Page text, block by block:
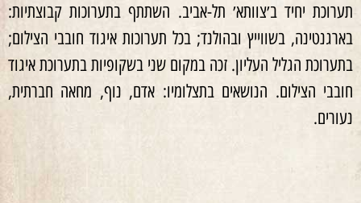
תערוכת יחיד ב׳צוותא׳ תל-אביב. השתתף בתערוכות קבוצתיות:
בארגנטינה, בשווייץ ובהולנד; בכל תערוכות איגוד חובבי הצילום;
בתערוכת הגליל העליון. זכה במקום שני בשקופיות בתערוכת איגוד
חובבי הצילום. הנושאים בתצלומיו: אדם, נוף, מחאה חברתית,
נעורים.